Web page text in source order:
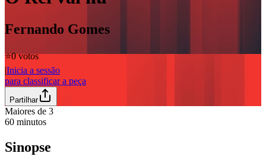
Fernando Gomes
⭐️0 votos
|Inicia a sessão
para classificar a peça
Partilhar
Maiores de 3
60 minutos
Sinopse